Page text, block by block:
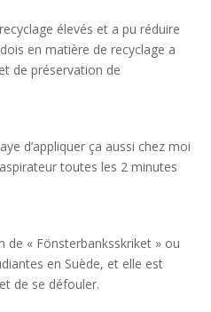
élevés et a pu réduire
en matière de recyclage a
de préservation de
d’appliquer ça aussi chez moi
toutes les 2 minutes
« Fönsterbanksskriket » ou
en Suède, et elle est
de se défouler.